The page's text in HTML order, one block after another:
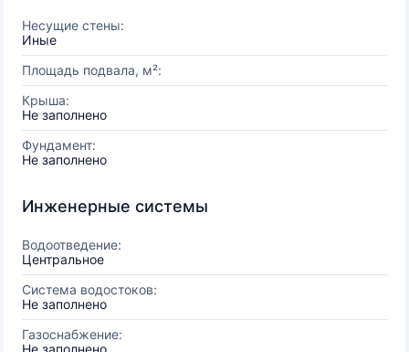
Несущие стены:
Иные
Площадь подвала, м²:
Крыша:
Не заполнено
Фундамент:
Не заполнено
Инженерные системы
Водоотведение:
Центральное
Система водостоков:
Не заполнено
Газоснабжение:
Не заполнено